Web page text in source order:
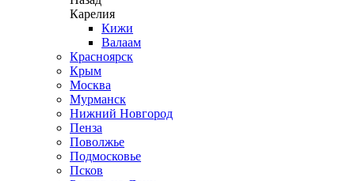
Карелия
Кижи
Валаам
Красноярск
Крым
Москва
Мурманск
Нижний Новгород
Пенза
Поволжье
Подмосковье
Псков